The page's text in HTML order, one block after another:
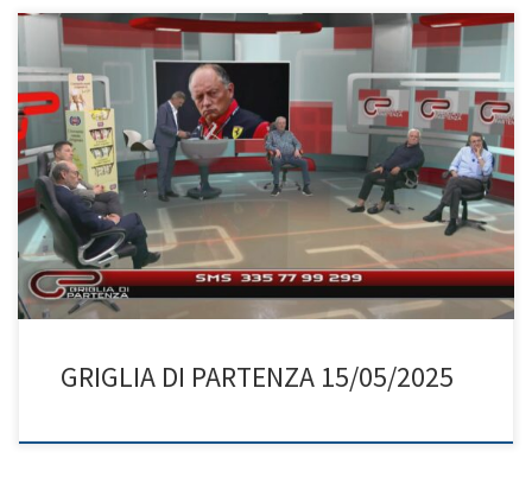
GRIGLIA DI PARTENZA 15/05/2025